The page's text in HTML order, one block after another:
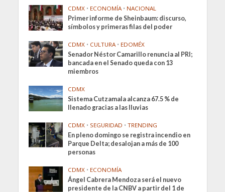
CDMX • ECONOMÍA • NACIONAL
Primer informe de Sheinbaum: discurso,
símbolos y primeras filas del poder
CDMX • CULTURA • EDOMÉX
Senador Néstor Camarillo renuncia al PRI;
bancada en el Senado queda con 13
miembros
CDMX
Sistema Cutzamala alcanza 67.5 % de
llenado gracias a las lluvias
CDMX • SEGURIDAD • TRENDING
En pleno domingo se registra incendio en
Parque Delta; desalojan a más de 100
personas
CDMX • ECONOMÍA
Ángel Cabrera Mendoza será el nuevo
presidente de la CNBV a partir del 1 de